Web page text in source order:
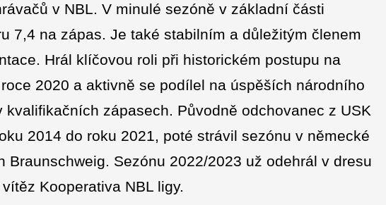
v NBL. V minulé sezóně v základní části
7,4 na zápas. Je také stabilním a důležitým členem
Hrál klíčovou roli při historickém postupu na
2020 a aktivně se podílel na úspěších národního
kvalifikačních zápasech. Původně odchovanec z USK
2014 do roku 2021, poté strávil sezónu v německé
Braunschweig. Sezónu 2022/2023 už odehrál v dresu
Kooperativa NBL ligy.